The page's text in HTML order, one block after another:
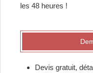
les 48 heures !
Devis gratuit,